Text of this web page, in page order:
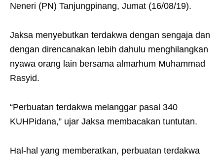
Neneri (PN) Tanjungpinang, Jumat (16/08/19).
Jaksa menyebutkan terdakwa dengan sengaja dan
dengan direncanakan lebih dahulu menghilangkan
nyawa orang lain bersama almarhum Muhammad
Rasyid.
“Perbuatan terdakwa melanggar pasal 340
KUHPidana,” ujar Jaksa membacakan tuntutan.
Hal-hal yang memberatkan, perbuatan terdakwa